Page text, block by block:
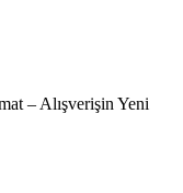
– Alışverişin Yeni